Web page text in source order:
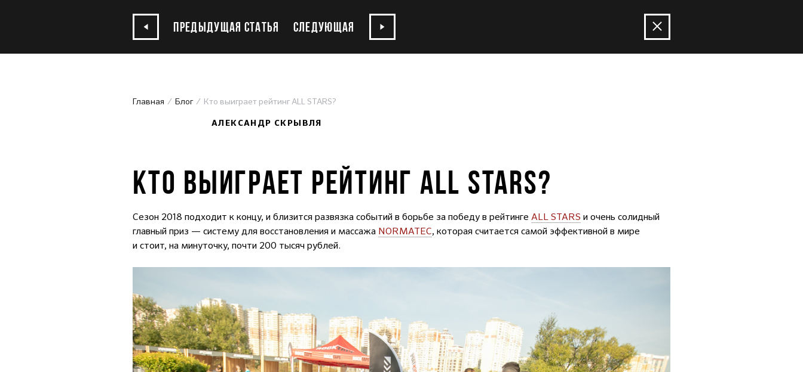
ПРЕДЫДУЩАЯ СТАТЬЯ СЛЕДУЮЩАЯ
Главная Блог Кто выиграет рейтинг ALL STARS?
АЛЕКСАНДР СКРЫВЛЯ
КТО ВЫИГРАЕТ РЕЙТИНГ ALL STARS?
Сезон 2018 подходит к концу, и близится развязка событий в борьбе за победу в рейтинге ALL STARS и очень солидный
главный приз — систему для восстановления и массажа NORMATEC, которая считается самой эффективной в мире
и стоит, на минуточку, почти 200 тысяч рублей.